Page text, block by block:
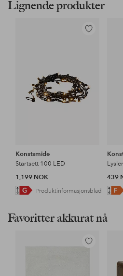
Lignende produkter
Legg
Konstsmide
Startsett 100 LED
1,199 NOK
Produktinformasjonsblad
439
Favoritter akkurat nå
Legg